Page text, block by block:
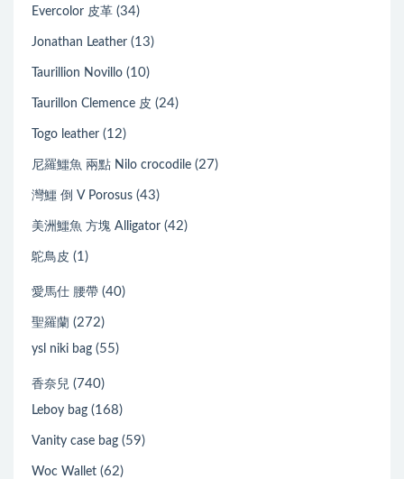
Evercolor 皮革 (34)
Jonathan Leather (13)
Taurillion Novillo (10)
Taurillon Clemence 皮 (24)
Togo leather (12)
尼羅鱷魚 兩點 Nilo crocodile (27)
灣鱷 倒 V Porosus (43)
美洲鱷魚 方塊 Alligator (42)
鴕鳥皮 (1)
愛馬仕 腰帶 (40)
聖羅蘭 (272)
ysl niki bag (55)
香奈兒 (740)
Leboy bag (168)
Vanity case bag (59)
Woc Wallet (62)